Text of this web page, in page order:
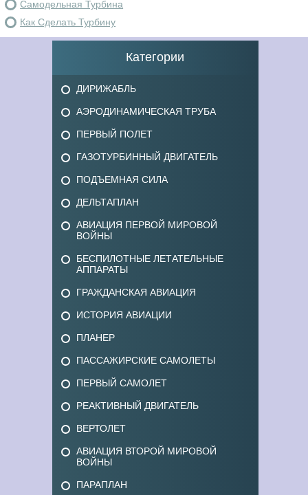
Самодельная Турбина
Как Сделать Турбину
Категории
ДИРИЖАБЛЬ
АЭРОДИНАМИЧЕСКАЯ ТРУБА
ПЕРВЫЙ ПОЛЕТ
ГАЗОТУРБИННЫЙ ДВИГАТЕЛЬ
ПОДЪЕМНАЯ СИЛА
ДЕЛЬТАПЛАН
АВИАЦИЯ ПЕРВОЙ МИРОВОЙ
ВОЙНЫ
БЕСПИЛОТНЫЕ ЛЕТАТЕЛЬНЫЕ
АППАРАТЫ
ГРАЖДАНСКАЯ АВИАЦИЯ
ИСТОРИЯ АВИАЦИИ
ПЛАНЕР
ПАССАЖИРСКИЕ САМОЛЕТЫ
ПЕРВЫЙ САМОЛЕТ
РЕАКТИВНЫЙ ДВИГАТЕЛЬ
ВЕРТОЛЕТ
АВИАЦИЯ ВТОРОЙ МИРОВОЙ
ВОЙНЫ
ПАРАПЛАН